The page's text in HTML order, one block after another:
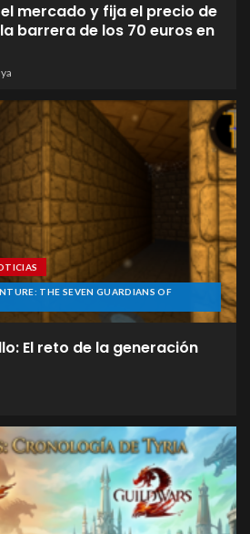
mercado y fija el precio de
barrera de los 70 euros en
THE SEVEN GUARDIANS OF
El reto de la generación